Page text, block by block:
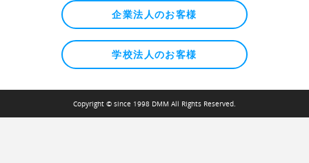
企業法人のお客様
学校法人のお客様
Copyright © since 1998 DMM All Rights Reserved.